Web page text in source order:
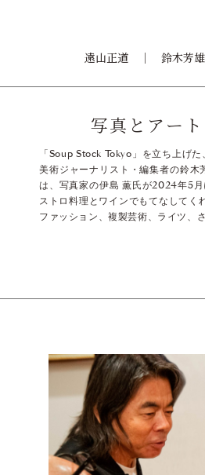
遠山正道 鈴木芳雄
写真とアー
「Soup Stock Tokyo」を立ち上げ
美術ジャーナリスト・編集者の鈴
は、写真家の伊島 薫氏が2024年5
ストロ料理とワインでもてなして
ファッション、複製芸術、ライツ、